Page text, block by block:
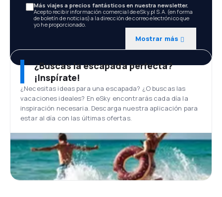
Más viajes a precios fantásticos en nuestra newsletter.
Acepto recibir información comercial de eSky.pl S.A. (en forma
de boletín de noticias) a la dirección de correo electrónico que
yo he proporcionado.
Mostrar más
¿Buscas la escapada perfecta?
¡Inspírate!
¿Necesitas ideas para una escapada? ¿O buscas las
vacaciones ideales? En eSky encontrarás cada día la
inspiración necesaria. Descarga nuestra aplicación para
estar al día con las últimas ofertas.